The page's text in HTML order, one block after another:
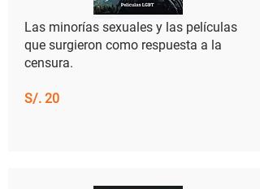
Las minorías sexuales y las películas
que surgieron como respuesta a la
censura.
S/. 20